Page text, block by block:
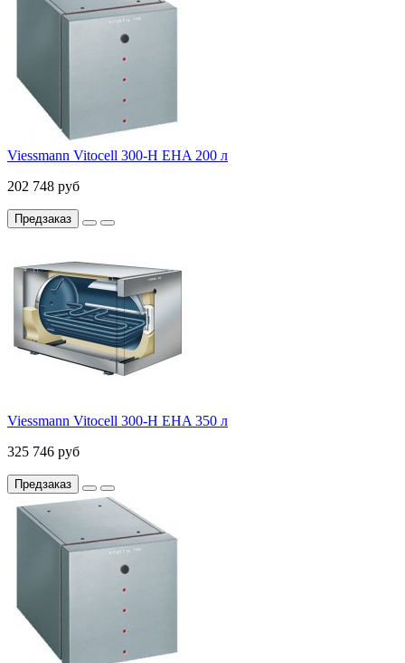
Viessmann Vitocell 300-H EHA 200 л
202 748 руб
Предзаказ
Viessmann Vitocell 300-H EHA 350 л
325 746 руб
Предзаказ